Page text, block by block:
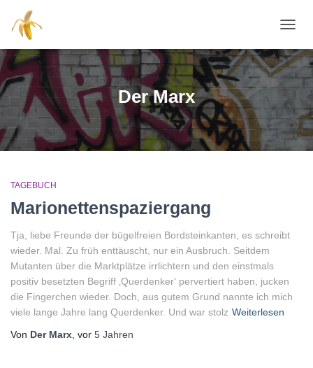
Der Marx
TAGEBUCH
Marionettenspaziergang
Tja, liebe Freunde der bügelfreien Bordsteinkanten, es schreibt
wieder. Mal. Zu früh enttäuscht, nur ein Ausbruch. Seitdem
Mutanten über die Marktplätze irrlichtern und den einstmals
positiv besetzten Begriff ‚Querdenker‘ pervertiert haben, jucken
die Fingerchen wieder. Doch, aus gutem Grund nannte ich mich
viele lange Jahre lang Querdenker. Und war stolz Weiterlesen
Von Der Marx , vor 5 Jahren